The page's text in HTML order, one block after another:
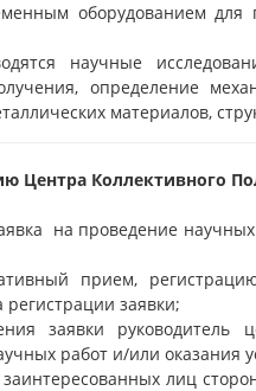
оборудованием
научные
определение
материалов,
Центра Коллективного
на проведение
прием,
заявки;
заявки
работ и/или оказания
лиц